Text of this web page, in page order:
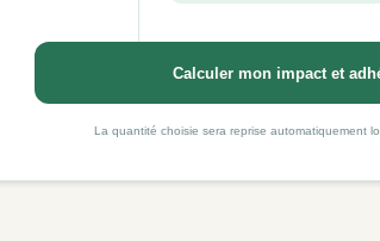
Calculer mon impact et
La quantité choisie sera reprise automatiquement